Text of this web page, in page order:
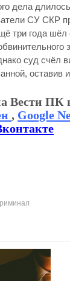
дела
СУ СКР
три года
суд счёл
оставив
Вести ПК
, Google